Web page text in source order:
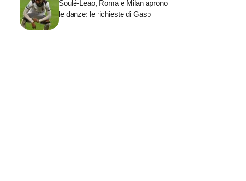
Soulé-Leao, Roma e Milan aprono
le danze: le richieste di Gasp